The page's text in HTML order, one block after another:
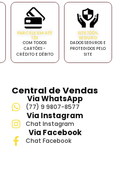
PARCELE EM ATÉ
12X
COM TODOS
CARTÕES -
CRÉDITO E DÉBITO
SITE 100%
SEGURO
DADOS SEGUROS E
PROTEGIDOS PELO
SITE
Central de Vendas
Via WhatsApp
(77) 9 9807-8577
Via Instagram
Chat Instagram
Via Facebook
Chat Facebook